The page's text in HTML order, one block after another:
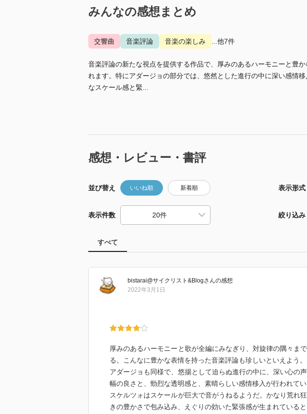
みんなの感想まとめ
交響曲 音楽評論 音楽の楽しみ ...他7件
音楽評論の新たな視点を提供する作品で、厚みのあるハーモニーと豊
れます。特にアダージョの部分では、悠然とした進行の中に深い感情
なスケール感と緊...
感想・レビュー・書評
並び替え いいね順 新着順 表示形式
表示件数 絞り込み
すべて
bistarai@サイクリスト&Blogさんの感想
2022年3月1日
厚みのあるハーモニーと歌が全編にみなぎり、対旋律の隅々ま
る。こんなに豊かな表情を持った音楽評論も珍しいといえよう。
アダージョも同様で、悠揚として迫らぬ進行の中に、深い心の
幅の良さと、勁烈な透明感と、素晴らしい感情移入が行われてい
スケルツォはスケールが巨大で音がうねるようだ。かなり荒れ
きの豊かさで包み込み、えぐりの効いた緊張感が生まれていると